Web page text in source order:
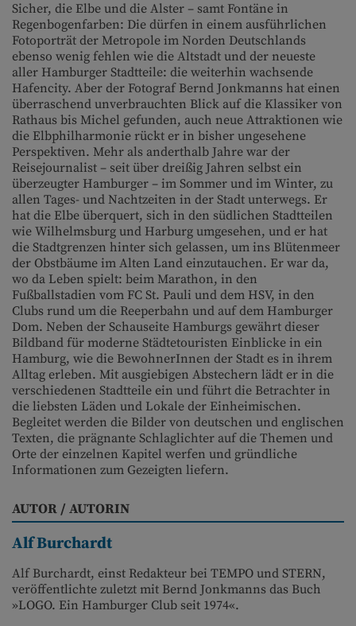
Sicher, die Elbe und die Alster – samt Fontäne in
Regenbogenfarben: Die dürfen in einem ausführlichen
Fotoporträt der Metropole im Norden Deutschlands
ebenso wenig fehlen wie die Altstadt und der neueste
aller Hamburger Stadtteile: die weiterhin wachsende
Hafencity. Aber der Fotograf Bernd Jonkmanns hat einen
überraschend unverbrauchten Blick auf die Klassiker von
Rathaus bis Michel gefunden, auch neue Attraktionen wie
die Elbphilharmonie rückt er in bisher ungesehene
Perspektiven. Mehr als anderthalb Jahre war der
Reisejournalist – seit über dreißig Jahren selbst ein
überzeugter Hamburger – im Sommer und im Winter, zu
allen Tages- und Nachtzeiten in der Stadt unterwegs. Er
hat die Elbe überquert, sich in den südlichen Stadtteilen
wie Wilhelmsburg und Harburg umgesehen, und er hat
die Stadtgrenzen hinter sich gelassen, um ins Blütenmeer
der Obstbäume im Alten Land einzutauchen. Er war da,
wo da Leben spielt: beim Marathon, in den
Fußballstadien vom FC St. Pauli und dem HSV, in den
Clubs rund um die Reeperbahn und auf dem Hamburger
Dom. Neben der Schauseite Hamburgs gewährt dieser
Bildband für moderne Städtetouristen Einblicke in ein
Hamburg, wie die BewohnerInnen der Stadt es in ihrem
Alltag erleben. Mit ausgiebigen Abstechern lädt er in die
verschiedenen Stadtteile ein und führt die Betrachter in
die liebsten Läden und Lokale der Einheimischen.
Begleitet werden die Bilder von deutschen und englischen
Texten, die prägnante Schlaglichter auf die Themen und
Orte der einzelnen Kapitel werfen und gründliche
Informationen zum Gezeigten liefern.
AUTOR / AUTORIN
Alf Burchardt
Alf Burchardt, einst Redakteur bei TEMPO und STERN,
veröffentlichte zuletzt mit Bernd Jonkmanns das Buch
»LOGO. Ein Hamburger Club seit 1974«.